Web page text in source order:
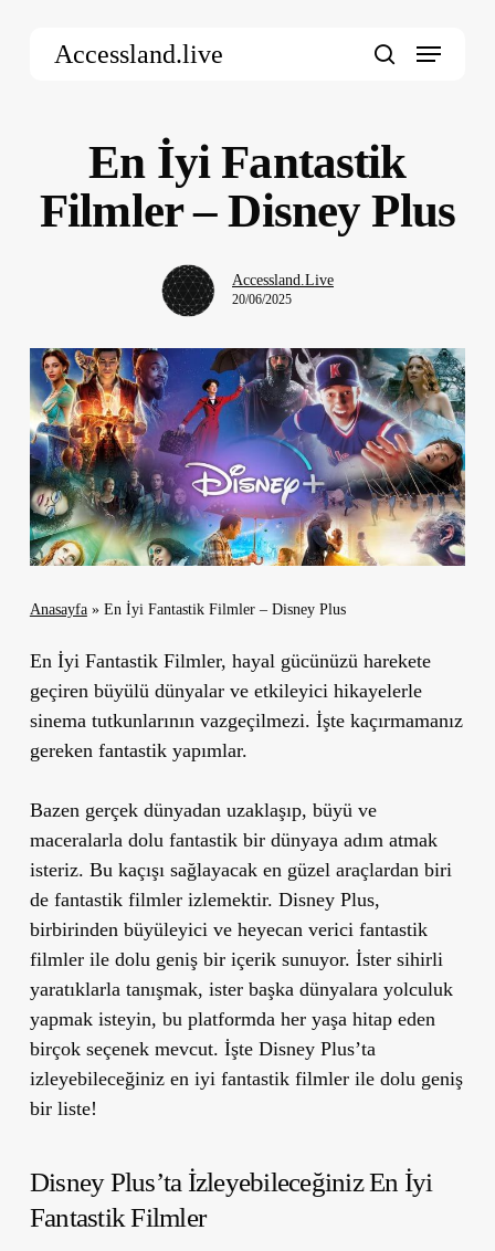
Accessland.live Menu
En İyi Fantastik
Filmler – Disney Plus
Accessland.Live
20/06/2025
Anasayfa» En İyi Fantastik Filmler – Disney Plus
En İyi Fantastik Filmler, hayal gücünüzü harekete
geçiren büyülü dünyalar ve etkileyici hikayelerle
sinema tutkunlarının vazgeçilmezi. İşte kaçırmamanız
gereken fantastik yapımlar.
Bazen gerçek dünyadan uzaklaşıp, büyü ve
maceralarla dolu fantastik bir dünyaya adım atmak
isteriz. Bu kaçışı sağlayacak en güzel araçlardan biri
de fantastik filmler izlemektir. Disney Plus,
birbirinden büyüleyici ve heyecan verici fantastik
filmler ile dolu geniş bir içerik sunuyor. İster sihirli
yaratıklarla tanışmak, ister başka dünyalara yolculuk
yapmak isteyin, bu platformda her yaşa hitap eden
birçok seçenek mevcut. İşte Disney Plus’ta
izleyebileceğiniz en iyi fantastik filmler ile dolu geniş
bir liste!
Disney Plus’ta İzleyebileceğiniz En İyi
Fantastik Filmler